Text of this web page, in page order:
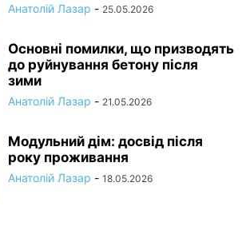
Анатолій Лазар - 25.05.2026
Основні помилки, що призводять
до руйнування бетону після
зими
Анатолій Лазар - 21.05.2026
Модульний дім: досвід після
року проживання
Анатолій Лазар - 18.05.2026